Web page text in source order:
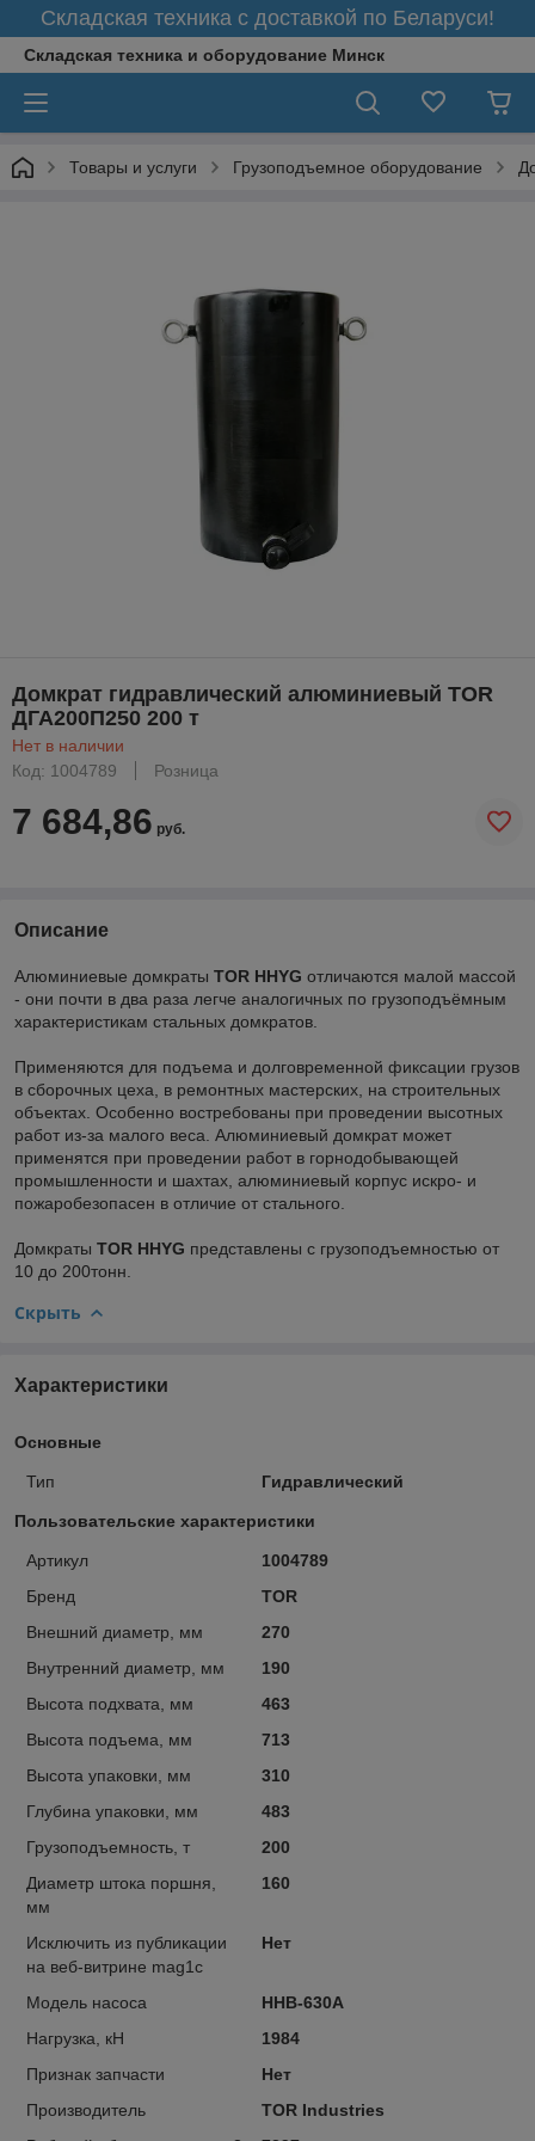
Складская техника с доставкой по Беларуси!
Складская техника и оборудование Минск
Товары и услуги Грузоподъемное оборудование
Домкрат гидравлический алюминиевый TOR
ДГА200П250 200 т
Нет в наличии
Код: 1004789
Розница
7 684,86 руб.
Описание
Алюминиевые домкраты TOR HHYG отличаются малой массой
- они почти в два раза легче аналогичных по грузоподъёмным
характеристикам стальных домкратов.
Применяются для подъема и долговременной фиксации грузов
в сборочных цеха, в ремонтных мастерских, на строительных
объектах. Особенно востребованы при проведении высотных
работ из-за малого веса. Алюминиевый домкрат может
применятся при проведении работ в горнодобывающей
промышленности и шахтах, алюминиевый корпус искро- и
пожаробезопасен в отличие от стального.
Домкраты TOR HHYG представлены с грузоподъемностью от
10 до 200тонн.
Скрыть
Характеристики
Основные
Тип Гидравлический
Пользовательские характеристики
Артикул
1004789
Бренд
TOR
Внешний диаметр, мм
270
Внутренний диаметр, мм
190
Высота подхвата, мм
463
Высота подъема, мм
713
Высота упаковки, мм
310
Глубина упаковки, мм
483
Грузоподъемность, т
200
Диаметр штока поршня,
мм
160
Исключить из публикации
на веб-витрине mag1c
Нет
Модель насоса
HHB-630A
Нагрузка, кН
1984
Признак запчасти
Нет
Производитель
TOR Industries